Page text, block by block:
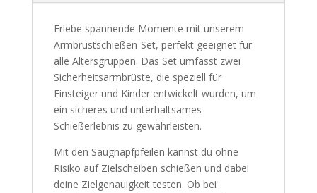
Erlebe spannende Momente mit unserem
Armbrustschießen-Set, perfekt geeignet für
alle Altersgruppen. Das Set umfasst zwei
Sicherheitsarmbrüste, die speziell für
Einsteiger und Kinder entwickelt wurden, um
ein sicheres und unterhaltsames
Schießerlebnis zu gewährleisten.
Mit den Saugnapfpfeilen kannst du ohne
Risiko auf Zielscheiben schießen und dabei
deine Zielgenauigkeit testen. Ob bei